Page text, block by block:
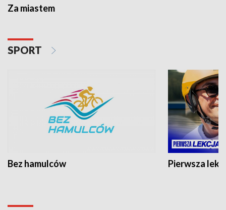
Za miastem
SPORT
Bez hamulców Pierwsza